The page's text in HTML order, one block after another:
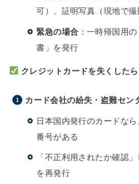
可）、証明写真（現地で撮
緊急の場合 ：一時帰国用
書」を発行
クレジットカードを失くしたら
カード会社の紛失・盗難セン
日本国内発行のカードな
番号がある
「不正利用されたか確認
を再発行